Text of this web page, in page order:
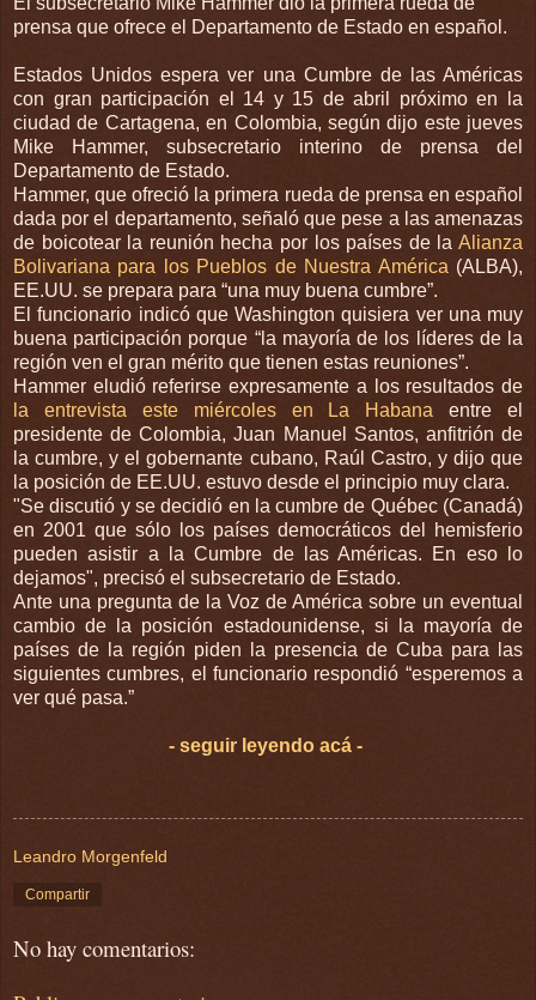
prensa que ofrece el Departamento de Estado en español.
Estados Unidos espera ver una Cumbre de las Américas
con gran participación el 14 y 15 de abril próximo en la
ciudad de Cartagena, en Colombia, según dijo este jueves
Mike Hammer, subsecretario interino de prensa del
Departamento de Estado.
Hammer, que ofreció la primera rueda de prensa en español
dada por el departamento, señaló que pese a las amenazas
de boicotear la reunión hecha por los países de la Alianza
Bolivariana para los Pueblos de Nuestra América (ALBA),
EE.UU. se prepara para “una muy buena cumbre”.
El funcionario indicó que Washington quisiera ver una muy
buena participación porque “la mayoría de los líderes de la
región ven el gran mérito que tienen estas reuniones”.
Hammer eludió referirse expresamente a los resultados de
la entrevista este miércoles en La Habanaentre el
presidente de Colombia, Juan Manuel Santos, anfitrión de
la cumbre, y el gobernante cubano, Raúl Castro, y dijo que
la posición de EE.UU. estuvo desde el principio muy clara.
"Se discutió y se decidió en la cumbre de Québec (Canadá)
en 2001 que sólo los países democráticos del hemisferio
pueden asistir a la Cumbre de las Américas. En eso lo
dejamos", precisó el subsecretario de Estado.
Ante una pregunta de la Voz de América sobre un eventual
cambio de la posición estadounidense, si la mayoría de
países de la región piden la presencia de Cuba para las
siguientes cumbres, el funcionario respondió “esperemos a
ver qué pasa.”
- seguir leyendo acá -
Leandro Morgenfeld
Compartir
No hay comentarios: